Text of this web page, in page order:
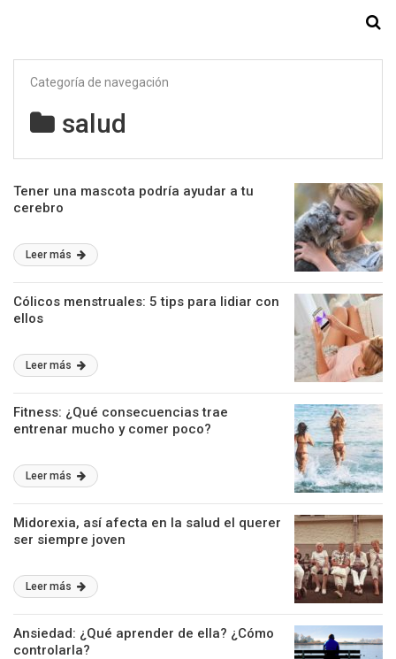
Categoría de navegación
salud
Tener una mascota podría ayudar a tu
cerebro
Leer más
Cólicos menstruales: 5 tips para lidiar con
ellos
Leer más
Fitness: ¿Qué consecuencias trae
entrenar mucho y comer poco?
Leer más
Midorexia, así afecta en la salud el querer
ser siempre joven
Leer más
Ansiedad: ¿Qué aprender de ella? ¿Cómo
controlarla?